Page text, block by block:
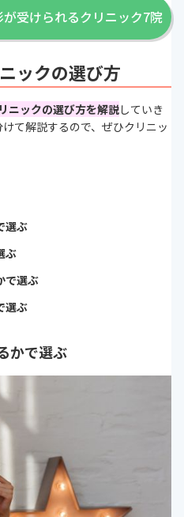
受けられるクリニック7院
ックの選び方
ニックの選び方を解説していき
て解説するので、ぜひクリニッ
選ぶ
ぶ
で選ぶ
選ぶ
かで選ぶ